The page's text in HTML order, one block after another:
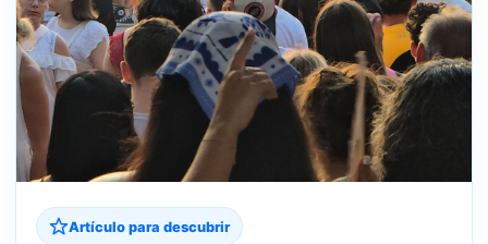
Artículo para descubrir